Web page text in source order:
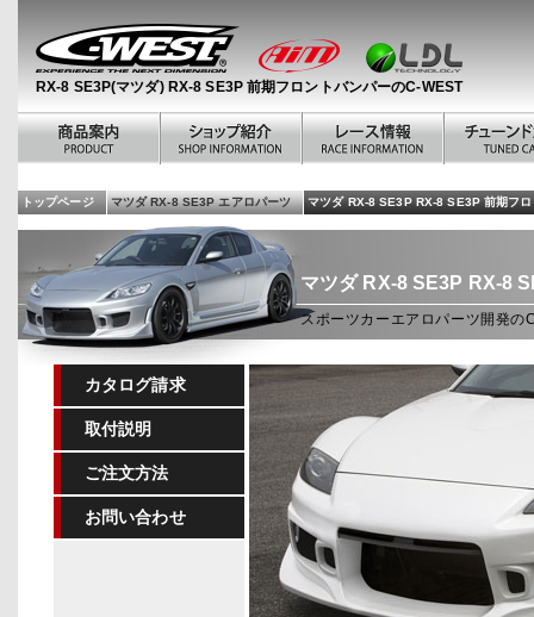
RX-8 SE3P(マツダ) RX-8 SE3P 前期フロントバンパーのC-WEST
トップページ マツダ RX-8 SE3P エアロパーツ マツダ RX-8 SE3P RX-8 SE3P 前期フロ
マツダ RX-8 SE3P RX-8
スポーツカーエアロパーツ開発
カタログ請求
取付説明
ご注文方法
お問い合わせ